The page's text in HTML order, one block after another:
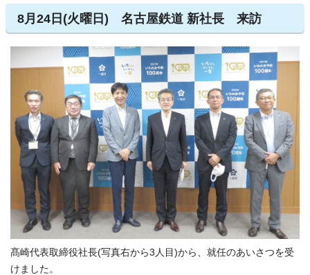
8月24日(火曜日) 名古屋鉄道 新社長 来訪
髙崎代表取締役社長(写真右から3人目)から、就任のあいさつを受
けました。